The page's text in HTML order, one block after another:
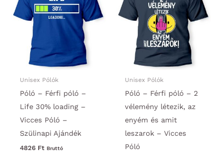
A
termékoldalon
választhatók
A
Unisex Pólók
Póló – Férfi póló –
Life 30% loading –
Vicces Póló –
Szülinapi Ajándék
4826 Ft Bruttó
Unisex Pólók
Póló – Férfi póló – 2
vélemény létezik, az
enyém és amit
leszarok – Vicces
Póló